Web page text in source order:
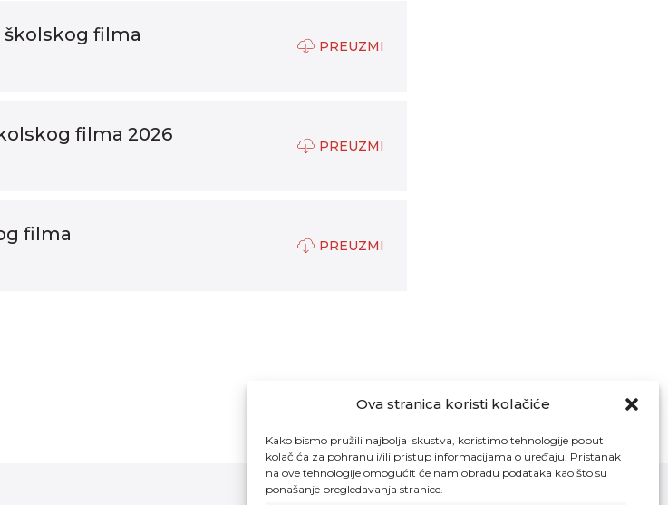
Ova stranica koristi kolačiće
Kako bismo pružili najbolja iskustva, koristimo tehnologije poput
kolačića za pohranu i/ili pristup informacijama o uređaju. Pristanak
na ove tehnologije omogućit će nam obradu podataka kao što su
ponašanje pregledavanja stranice.
školskog filma
PREUZMI
filma 2026
PREUZMI
filma
PREUZMI